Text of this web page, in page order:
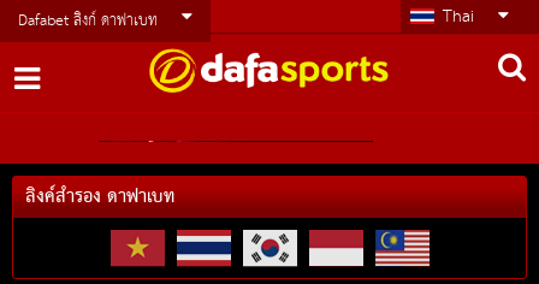
Dafabet ลิงก์ ดาฟาเบท Thai
ลิงค์สำรอง ดาฟาเบท